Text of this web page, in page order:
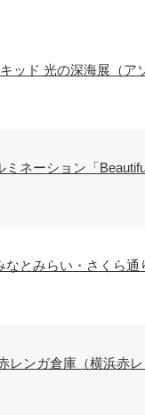
ッド 光の深海展（ア
ネーション「
とみらい・さくら通
レンガ倉庫（横浜赤レ